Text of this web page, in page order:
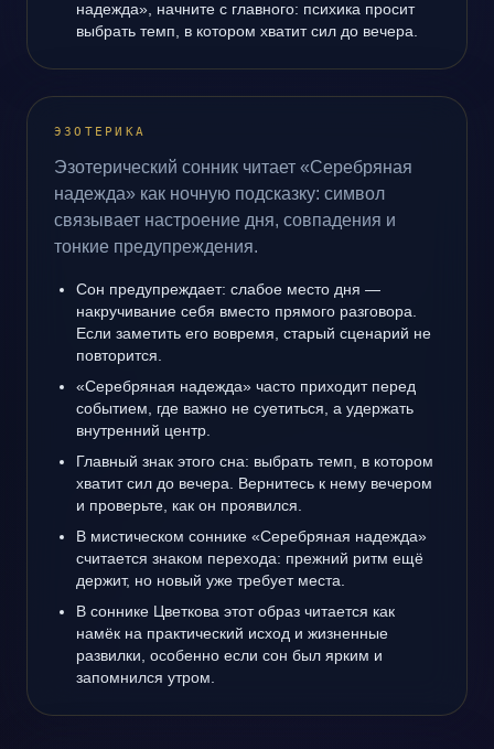
надежда», начните с главного: психика просит
выбрать темп, в котором хватит сил до вечера.
ЭЗОТЕРИКА
Эзотерический сонник читает «Серебряная
надежда» как ночную подсказку: символ
связывает настроение дня, совпадения и
тонкие предупреждения.
Сон предупреждает: слабое место дня —
накручивание себя вместо прямого разговора.
Если заметить его вовремя, старый сценарий не
повторится.
«Серебряная надежда» часто приходит перед
событием, где важно не суетиться, а удержать
внутренний центр.
Главный знак этого сна: выбрать темп, в котором
хватит сил до вечера. Вернитесь к нему вечером
и проверьте, как он проявился.
В мистическом соннике «Серебряная надежда»
считается знаком перехода: прежний ритм ещё
держит, но новый уже требует места.
В соннике Цветкова этот образ читается как
намёк на практический исход и жизненные
развилки, особенно если сон был ярким и
запомнился утром.